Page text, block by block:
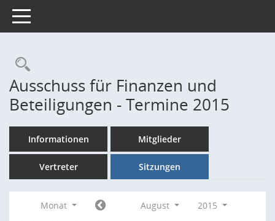
Toggle navigation
Rechercheauswahl
Ausschuss für Finanzen und
Beteiligungen - Termine 2015
Informationen Mitglieder
Vertreter Sitzungen
Monat August
2015